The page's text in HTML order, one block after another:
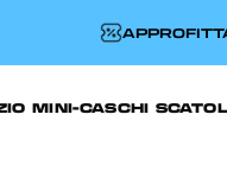
MINI-CASCHI